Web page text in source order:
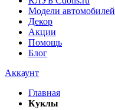
Модели автомобилей
Декор
Акции
Помощь
Блог
Аккаунт
Главная
Куклы